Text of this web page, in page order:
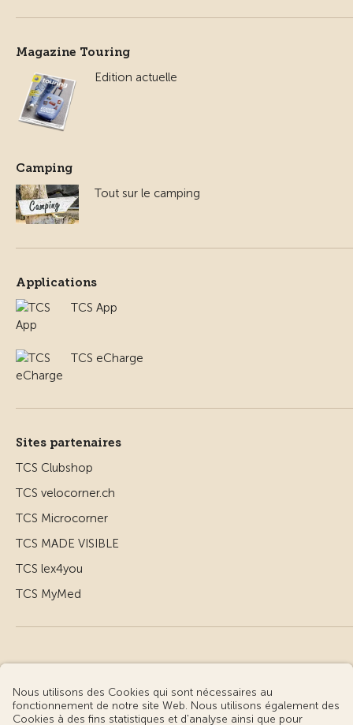
Magazine Touring
Edition actuelle
Camping
Tout sur le camping
Applications
TCS App
TCS eCharge
Sites partenaires
TCS Clubshop
TCS velocorner.ch
TCS Microcorner
TCS MADE VISIBLE
TCS lex4you
TCS MyMed